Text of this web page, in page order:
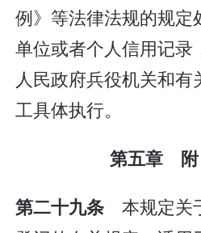
例》等法律法规的规定
单位或者个人信用记录
人民政府兵役机关和
工具体执行。
第五章
第二十九条 本规定关